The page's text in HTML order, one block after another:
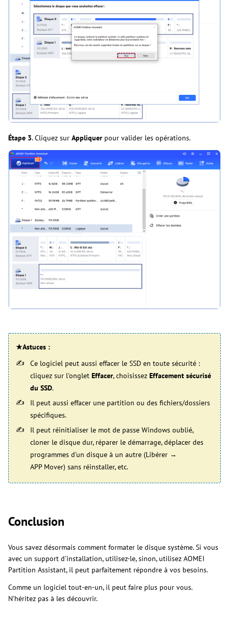
Étape 3. Cliquez sur Appliquer pour valider les opérations.
★Astuces :
Ce logiciel peut aussi effacer le SSD en toute sécurité :
cliquez sur l'onglet Effacer, choisissez Effacement sécurisé
du SSD.
Il peut aussi effacer une partition ou des fichiers/dossiers
spécifiques.
Il peut réinitialiser le mot de passe Windows oublié,
cloner le disque dur, réparer le démarrage, déplacer des
programmes d'un disque à un autre (Libérer →
APP Mover) sans réinstaller, etc.
Conclusion
Vous savez désormais comment formater le disque système. Si vous
avec un support d'installation, utilisez-le, sinon, utilisez AOMEI
Partition Assistant, il peut parfaitement répondre à vos besoins.
Comme un logiciel tout-en-un, il peut faire plus pour vous.
N'héritez pas à les découvrir.